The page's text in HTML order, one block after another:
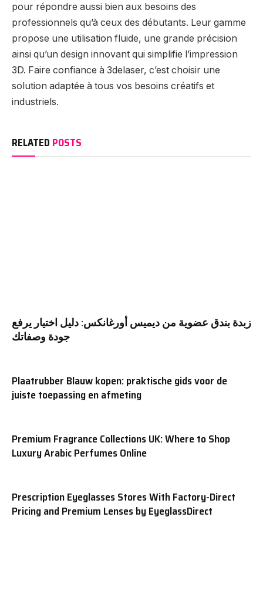
pour répondre aussi bien aux besoins des
professionnels qu’à ceux des débutants. Leur gamme
propose une utilisation fluide, une grande précision
ainsi qu’un design innovant qui simplifie l’impression
3D. Faire confiance à 3delaser, c’est choisir une
solution adaptée à tous vos besoins créatifs et
industriels.
RELATED POSTS
زبدة بندق عضوية من ديميس أورغانكس: دليل اختيار يرفع
جودة وصفاتك
Plaatrubber Blauw kopen: praktische gids voor de
juiste toepassing en afmeting
Premium Fragrance Collections UK: Where to Shop
Luxury Arabic Perfumes Online
Prescription Eyeglasses Stores With Factory-Direct
Pricing and Premium Lenses by EyeglassDirect